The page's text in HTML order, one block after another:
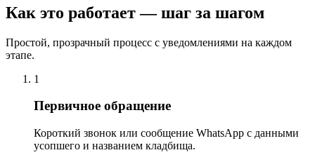
Как это работает — шаг за шагом
Простой, прозрачный процесс с уведомлениями на каждом
этапе.
1
Первичное обращение
Короткий звонок или сообщение WhatsApp с данными
усопшего и названием кладбища.